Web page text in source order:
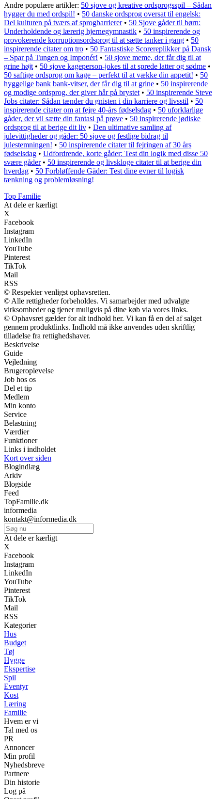
Andre populære artikler: 50 sjove og kreative ordsprogsspil – Sådan
hygger du med ordspil! • 50 danske ordsprog oversat til engelsk:
Del kulturen på tværs af sprogbarrierer• 50 Sjove gåder til børn:
Underholdende og lærerig hjernegymnastik • 50 inspirerende og
provokerende korruptionsordsprog til at sætte tanker i gang • 50
inspirerende citater om tro • 50 Fantastiske Scorereplikker på Dansk
– Spar på Tungen og Imponér! • 50 sjove meme, der får dig til at
grine højt • 50 sjove kageperson-jokes til at sprede latter og sødme •
50 saftige ordsprog om kage – perfekt til at vække din appetit! • 50
hyggelige bank bank-vitser, der får dig til at grine • 50 inspirerende
og modige ordsprog, der giver hår på brystet • 50 inspirerende Steve
Jobs citater: Sådan tænder du gnisten i din karriere og livsstil • 50
inspirerende citater om at fejre 40-års fødselsdag • 50 uforklarlige
gåder, der vil sætte din fantasi på prøve • 50 inspirerende jødiske
ordsprog til at berige dit liv • Den ultimative samling af
julevittigheder og gåder: 50 sjove og festlige bidrag til
julestemningen! • 50 inspirerende citater til fejringen af 30 års
fødselsdag • Udfordrende, korte gåder: Test din logik med disse 50
svære gåder• 50 inspirerende og livskloge citater til at berige din
hverdag • 50 Forbløffende Gåder: Test dine evner til logisk
tænkning og problemløsning!
Top Familie
At dele er kærligt
X
Facebook
Instagram
LinkedIn
YouTube
Pinterest
TikTok
Mail
RSS
© Respekter venligst ophavsretten.
© Alle rettigheder forbeholdes. Vi samarbejder med udvalgte
virksomheder og tjener muligvis på dine køb via vores links.
© Ophavsret gælder for alt indhold her. Vi kan få en del af salget
gennem produktlinks. Indhold må ikke anvendes uden skriftlig
tilladelse fra rettighedshaver.
Beskrivelse
Guide
Vejledning
Brugeroplevelse
Job hos os
Del et tip
Medlem
Min konto
Service
Belastning
Værdier
Funktioner
Links i indholdet
Kort over siden
Blogindlæg
Arkiv
Blogside
Feed
TopFamilie.dk
informedia
kontakt@informedia.dk
At dele er kærligt
X
Facebook
Instagram
LinkedIn
YouTube
Pinterest
TikTok
Mail
RSS
Kategorier
Hus
Budget
Tøj
Hygge
Ekspertise
Spil
Eventyr
Kost
Læring
Familie
Hvem er vi
Tal med os
PR
Annoncer
Min profil
Nyhedsbreve
Partnere
Din historie
Log på